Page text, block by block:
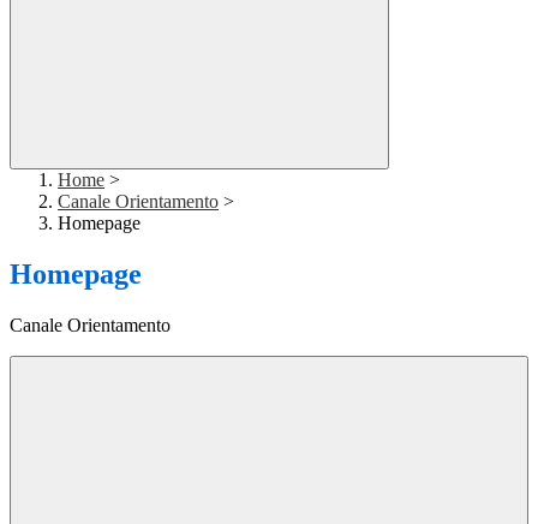
Home >
Canale Orientamento >
Homepage
Homepage
Canale Orientamento